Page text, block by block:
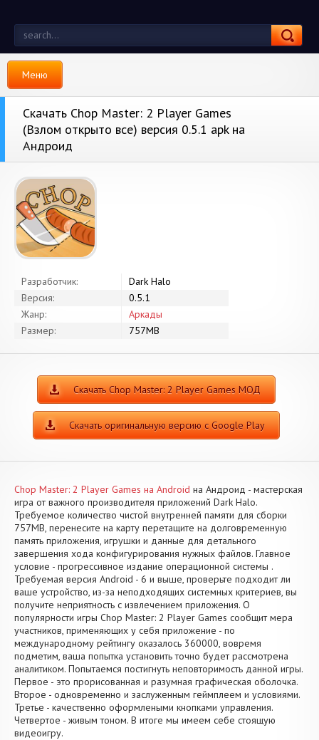
Меню
Скачать Chop Master: 2 Player Games
(Взлом открыто все) версия 0.5.1 apk на
Андроид
Разработчик:
Dark Halo
Версия:
0.5.1
Жанр:
Аркады
Размер:
757MB
Скачать Chop Master: 2 Player Games МОД
Скачать оригинальную версию с Google Play
Chop Master: 2 Player Games на Android на Андроид - мастерская
игра от важного производителя приложений Dark Halo.
Требуемое количество чистой внутренней памяти для сборки
757MB, перенесите на карту перетащите на долговременную
память приложения, игрушки и данные для детального
завершения хода конфигурирования нужных файлов. Главное
условие - прогрессивное издание операционной системы .
Требуемая версия Android - 6 и выше, проверьте подходит ли
ваше устройство, из-за неподходящих системных критериев, вы
получите неприятность с извлечением приложения. О
популярности игры Chop Master: 2 Player Games сообщит мера
участников, применяющих у себя приложение - по
международному рейтингу оказалось 360000, вовремя
подметим, ваша попытка установить точно будет рассмотрена
аналитиком. Попытаемся постигнуть неповторимость данной игры.
Первое - это прорисованная и разумная графическая оболочка.
Второе - одновременно и заслуженным геймплеем и условиями.
Третье - качественно оформлеными кнопками управления.
Четвертое - живым тоном. В итоге мы имеем себе стоящую
видеоигру.